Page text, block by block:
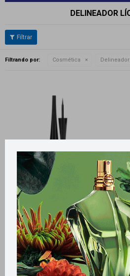
DELINEADOR
Filtrando por: Cosmética
Llega EL LUNES
Wet n Wild megaliner
delineador líquido waterproof
$ 488